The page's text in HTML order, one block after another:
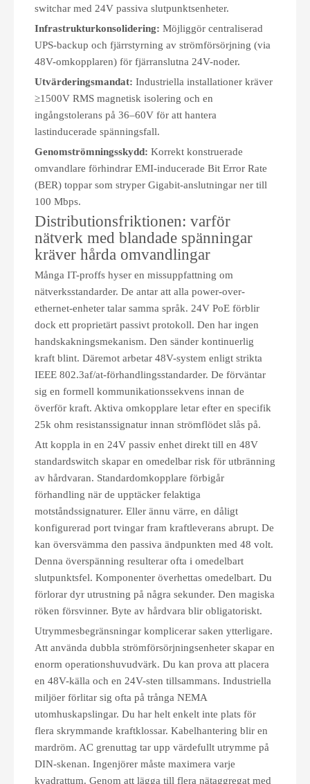
switchar med 24V passiva slutpunktsenheter.
Infrastrukturkonsolidering: Möjliggör centraliserad
UPS-backup och fjärrstyrning av strömförsörjning (via
48V-omkopplaren) för fjärranslutna 24V-noder.
Utvärderingsmandat: Industriella installationer kräver
≥1500V RMS magnetisk isolering och en
ingångstolerans på 36–60V för att hantera
lastinducerade spänningsfall.
Genomströmningsskydd: Korrekt konstruerade
omvandlare förhindrar EMI-inducerade Bit Error Rate
(BER) toppar som stryper Gigabit-anslutningar ner till
100 Mbps.
Distributionsfriktionen: varför
nätverk med blandade spänningar
kräver hårda omvandlingar
Många IT-proffs hyser en missuppfattning om
nätverksstandarder. De antar att alla power-over-
ethernet-enheter talar samma språk. 24V PoE förblir
dock ett proprietärt passivt protokoll. Den har ingen
handskakningsmekanism. Den sänder kontinuerlig
kraft blint. Däremot arbetar 48V-system enligt strikta
IEEE 802.3af/at-förhandlingsstandarder. De förväntar
sig en formell kommunikationssekvens innan de
överför kraft. Aktiva omkopplare letar efter en specifik
25k ohm resistanssignatur innan strömflödet slås på.
Att koppla in en 24V passiv enhet direkt till en 48V
standardswitch skapar en omedelbar risk för utbränning
av hårdvaran. Standardomkopplare förbigår
förhandling när de upptäcker felaktiga
motståndssignaturer. Eller ännu värre, en dåligt
konfigurerad port tvingar fram kraftleverans abrupt. De
kan översvämma den passiva ändpunkten med 48 volt.
Denna överspänning resulterar ofta i omedelbart
slutpunktsfel. Komponenter överhettas omedelbart. Du
förlorar dyr utrustning på några sekunder. Den magiska
röken försvinner. Byte av hårdvara blir obligatoriskt.
Utrymmesbegränsningar komplicerar saken ytterligare.
Att använda dubbla strömförsörjningsenheter skapar en
enorm operationshuvudvärk. Du kan prova att placera
en 48V-källa och en 24V-sten tillsammans. Industriella
miljöer förlitar sig ofta på trånga NEMA
utomhuskapslingar. Du har helt enkelt inte plats för
flera skrymmande kraftklossar. Kabelhantering blir en
mardröm. AC grenuttag tar upp värdefullt utrymme på
DIN-skenan. Ingenjörer måste maximera varje
kvadrattum. Genom att lägga till flera nätaggregat med